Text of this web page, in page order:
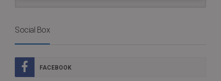
Social Box
FACEBOOK